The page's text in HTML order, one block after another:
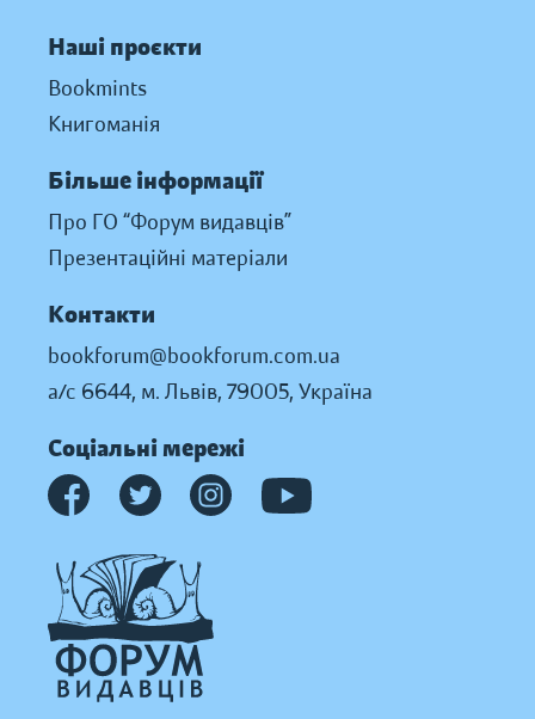
Наші проєкти
Bookmints
Книгоманія
Більше інформації
Про ГО “Форум видавців”
Презентаційні матеріали
Контакти
bookforum@bookforum.com.ua
а/с 6644, м. Львів, 79005, Україна
Соціальні мережі